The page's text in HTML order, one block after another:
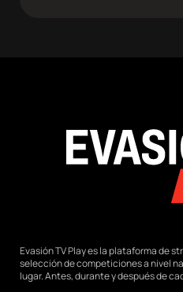
Evasión TV Play es la plataforma de
selección de competiciones a nivel
lugar. Antes, durante y después de